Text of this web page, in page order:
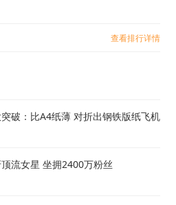
查看排行详情
破：比A4纸薄 对折出钢铁版纸飞机
流女星 坐拥2400万粉丝